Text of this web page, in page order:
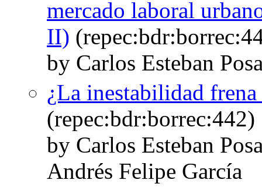
mercado laboral
II)
by Carlos Esteban
¿La inestabilidad
(repec:bdr:borrec:442)
by Carlos Esteban
Andrés Felipe García